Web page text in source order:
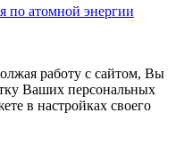
по атомной энергии
работу с сайтом, Вы
Ваших персональных
в настройках своего